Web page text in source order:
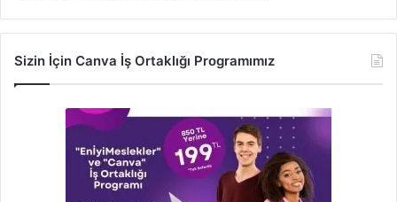
Sizin İçin Canva İş Ortaklığı Programımız